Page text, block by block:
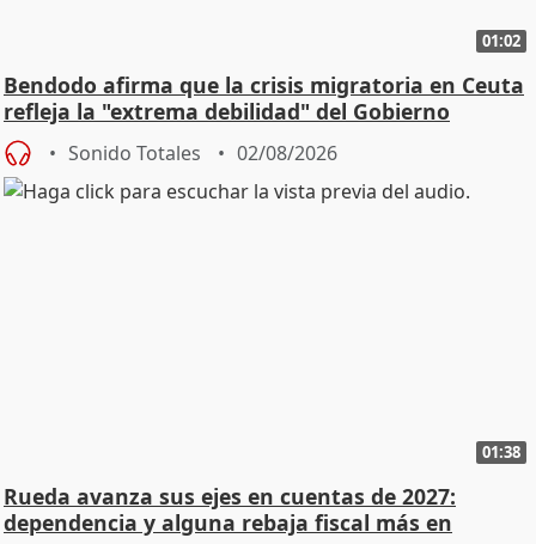
01:02
Bendodo afirma que la crisis migratoria en Ceuta
refleja la "extrema debilidad" del Gobierno
Sonido Totales 02/08/2026
01:38
Rueda avanza sus ejes en cuentas de 2027:
dependencia y alguna rebaja fiscal más en